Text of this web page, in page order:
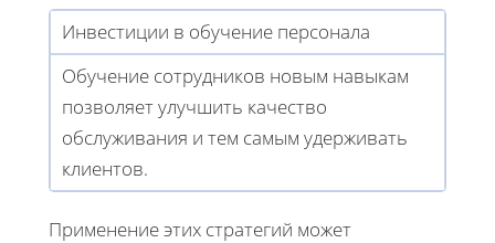
Инвестиции в обучение персонала
Обучение сотрудников новым навыкам
позволяет улучшить качество
обслуживания и тем самым удерживать
клиентов.
Применение этих стратегий может